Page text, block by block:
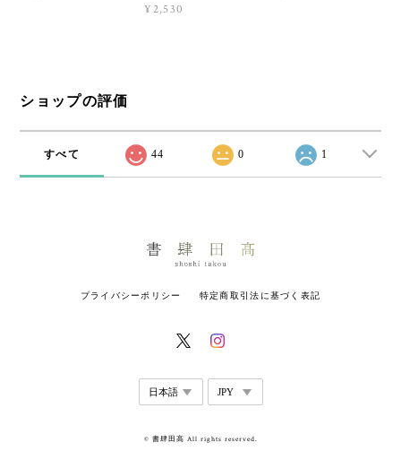
¥2,530
ショップの評価
すべて 44 0 1
プライバシーポリシー 特定商取引法に基づく表記
© 書肆田高 All rights reserved.